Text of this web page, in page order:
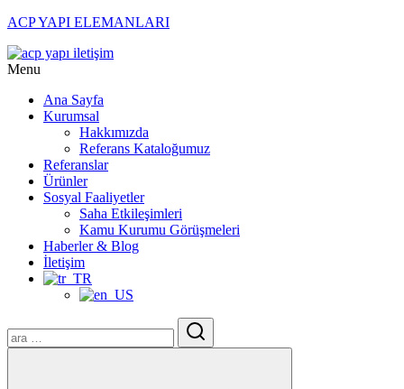
ACP YAPI ELEMANLARI
Menu
Ana Sayfa
Kurumsal
Hakkımızda
Referans Kataloğumuz
Referanslar
Ürünler
Sosyal Faaliyetler
Saha Etkileşimleri
Kamu Kurumu Görüşmeleri
Haberler & Blog
İletişim